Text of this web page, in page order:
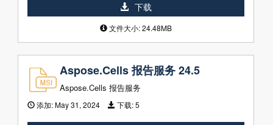
下载
文件大小: 24.48MB
Aspose.Cells 报告服务 24.5
Aspose.Cells 报告服务
添加:May 31, 2024 下载:5